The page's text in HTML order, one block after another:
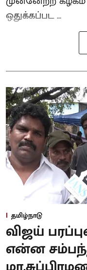
ஒதுக்கப்பட ...
தமிழ்நாடு
விஜய்
என்ன